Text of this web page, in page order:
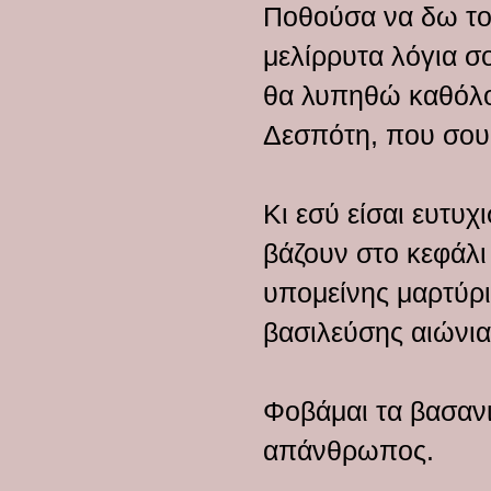
Ποθούσα να δω
μελίρρυτα λόγια
θα λυπηθώ
Δεσπότη, που σου
Κι εσύ είσαι
βάζουν στο
υπομείνης
βασιλεύσης
Φοβάμαι τα
απάνθρωπος.